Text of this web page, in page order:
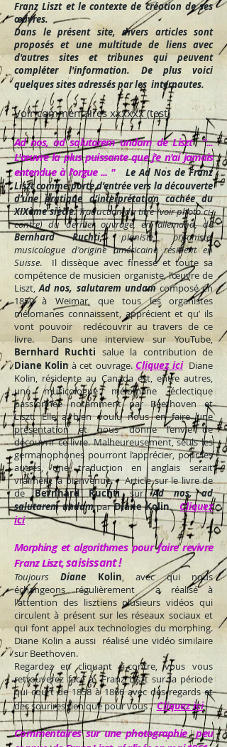
Franz Liszt et le contexte de création de ses
œuvres.
Dans le présent site, divers articles sont
proposés et une multitude de liens avec
d'autres sites et tribunes qui peuvent
compléter l'information. De plus voici
quelques sites adressés par les internautes.
Voir commentaires xxxxxx (test)
Ad nos, ad salutarem undam de Liszt "...
L'œuvrela plus puissante que j'e n'ai jamais
entendue à l'orgue ... "
Le Ad Nos de Franz
Liszt comme porte d’entrée vers la découverte
d’une pratique d’interprétation cachée du
XIXème siècle.Traduction du titre (voir photo ci-
contre) du dernier ouvrage, en allemand, de
Bernhard Ruchti,pianiste, organiste,
musicologue d'origine américaine résident en
Suisse. Il dissèque avec finesse et toute sa
compétence de musicien organiste, l’œuvre de
Liszt,Ad nos, salutarem undam composé en
1850 à Weimar, que tous les organistes
mélomanes connaissent, apprécient et qu’ ils
vont pouvoir redécouvrir au travers de ce
livre. Dans une interview sur YouTube,
Bernhard Ruchti salue la contribution de
Diane Kolin à cet ouvrage. Cliquez iciDiane
Kolin, résidente au Canada est, entre autres,
une musicologue mélomane éclectique
passionnée notamment par Beethoven et
Liszt. Elle a bien voulu nous en faire une
présentation et nous donne l’envie de
découvrir ce livre. Malheureusement, seuls les
germanophones pourront l’apprécier, pour les
autres, une traduction en anglais serait
vraiment la bienvenue. Article sur le livre de
deBernhard RuchtisurAd nos, ad
salutarem undamparDiane Kolin
Cliquez
ici
Morphinget algorithmes pour faire revivre
Franz Liszt,saisissant !
Toujours Diane Kolin, avec qui nous
échangeons régulièrement a réalisé à
l'attention des lisztiens plusieurs vidéos qui
circulent à présent sur les réseaux sociaux et
qui font appel aux technologies du morphing.
Diane Kolin a aussi réalisé une vidéo similaire
sur Beethoven.
Regardez en cliquant ci-contre, vous vous
retrouverez face à Franz Liszt sur la période
qui court de 1858 à 1866 avec des regards et
des sourires rien que pour vous . Cliquez ici
Commentaires sur une photographie peu